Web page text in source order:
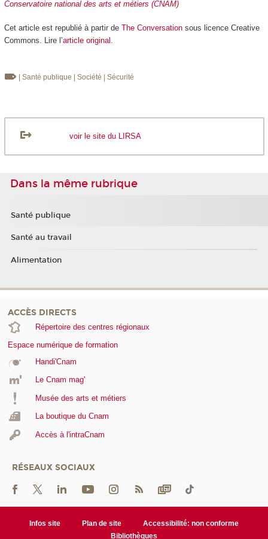
Conservatoire national des arts et métiers (CNAM)
Cet article est republié à partir de The Conversationsous licence Creative
Commons. Lire l’article original .
| Santé publique | Société | Sécurité
voir le site du LIRSA
Dans la même rubrique
Santé publique
Santé au travail
Alimentation
ACCÈS DIRECTS
Répertoire des centres régionaux
Espace numérique de formation
Handi'Cnam
Le Cnam mag'
Musée des arts et métiers
La boutique du Cnam
Accès à l'intraCnam
RÉSEAUX SOCIAUX
Infos site Plan de site
Accessibilité: non conforme
Bibliothèques